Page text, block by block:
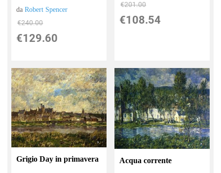
daRobert Spencer
€240.00
€129.60
€201.00
€108.54
Grigio Day in primavera Acqua corrente